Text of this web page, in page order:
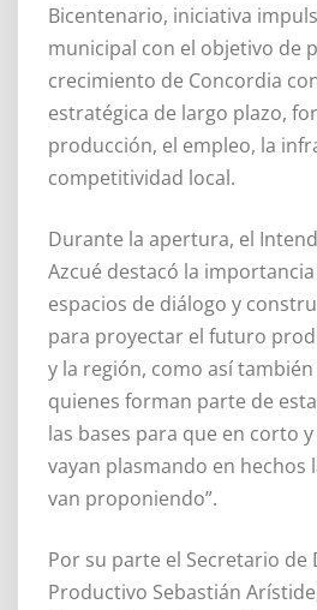
Bicentenario, iniciativa
municipal con el objetivo de
crecimiento de Concordia
estratégica de largo plazo,
producción, el empleo, la
competitividad local.
Durante la apertura, el
Azcué destacó la
espacios de diálogo y
para proyectar el futuro
y la región, como así
quienes forman parte de
las bases para que en corto
vayan plasmando en hechos
van proponiendo”.
Por su parte el Secretario de
Productivo Sebastián